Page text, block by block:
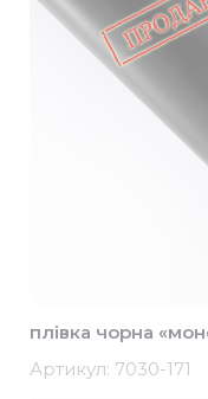
плівка чорна
(20шт)
Артикул: 7030-171